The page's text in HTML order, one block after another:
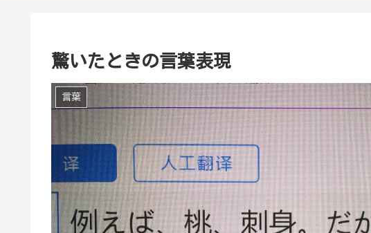
驚いたときの言葉表現
言葉